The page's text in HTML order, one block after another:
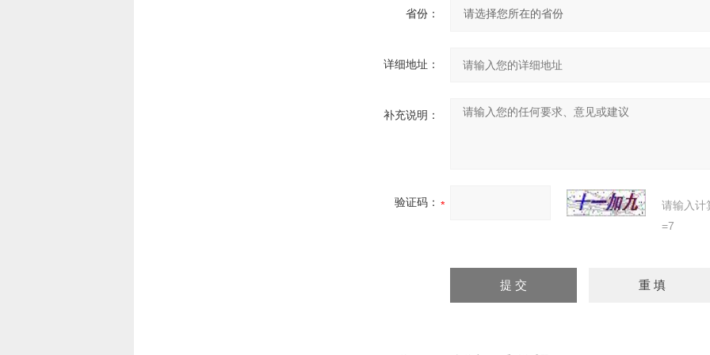
省份：
详细地址：
补充说明：
验证码：
请输入计
=7